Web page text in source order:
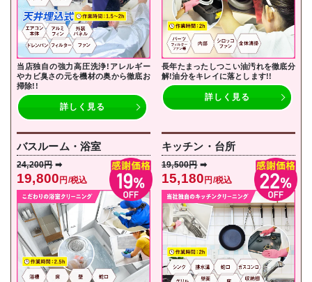
当店独自の強力高圧洗浄!アレルギー
やカビ臭さの元を機材の奥から徹底お
掃除!!
詳しく見る
長年たまったしつこい油汚れを徹底分
解!油分をキレイに落とし ます!!
詳しく見る
バスルーム・浴室
24,200円 ➡
19,800 円/税込
キッチン・台所
19,500円 ➡
15,180 円/税込